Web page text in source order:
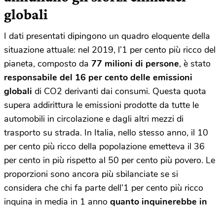
globali
I dati presentati dipingono un quadro eloquente della
situazione attuale: nel 2019, l’1 per cento più ricco del
pianeta, composto da 77 milioni di persone, è stato
responsabile del 16 per cento delle emissioni
globali di CO2 derivanti dai consumi. Questa quota
supera addirittura le emissioni prodotte da tutte le
automobili in circolazione e dagli altri mezzi di
trasporto su strada. In Italia, nello stesso anno, il 10
per cento più ricco della popolazione emetteva il 36
per cento in più rispetto al 50 per cento più povero. Le
proporzioni sono ancora più sbilanciate se si
considera che chi fa parte dell’1 per cento più ricco
inquina in media in 1 anno quanto inquinerebbe in